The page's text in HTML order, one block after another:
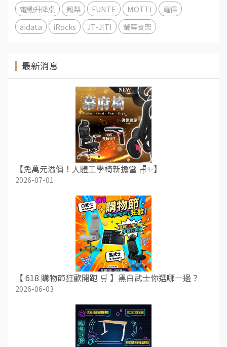
電動升降桌
鳳梨 FUNTE MOTTI
耀偉
aidata
iRocks JT-JITI 螢幕支架
最新消息
【免萬元溢價！人體工學椅新擔當 🪑✨】
2026-07-01
【 618 購物節狂歡開跑 🛒 】黑白武士你選哪一邊？
2026-06-03